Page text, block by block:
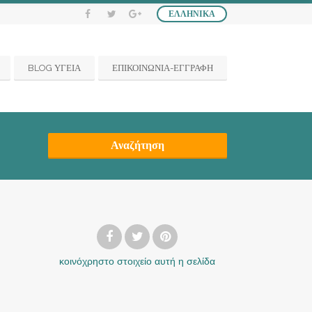
ΕΛΛΗΝΙΚΆ
BLOG ΥΓΕΙΑ ΕΠΙΚΟΙΝΩΝΙΑ-ΕΓΓΡΑΦΗ
Αναζήτηση
κοινόχρηστο στοιχείο αυτή η σελίδα